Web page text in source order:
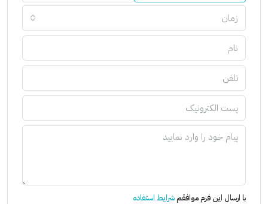
زمان
با ارسال این فرم موافقمشرایط استفاده